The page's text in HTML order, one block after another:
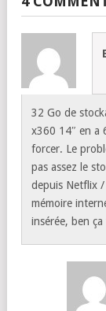
32 Go de
x360 14″ en a
forcer. Le
pas assez le
depuis Netflix /
mémoire
insérée, ben ça